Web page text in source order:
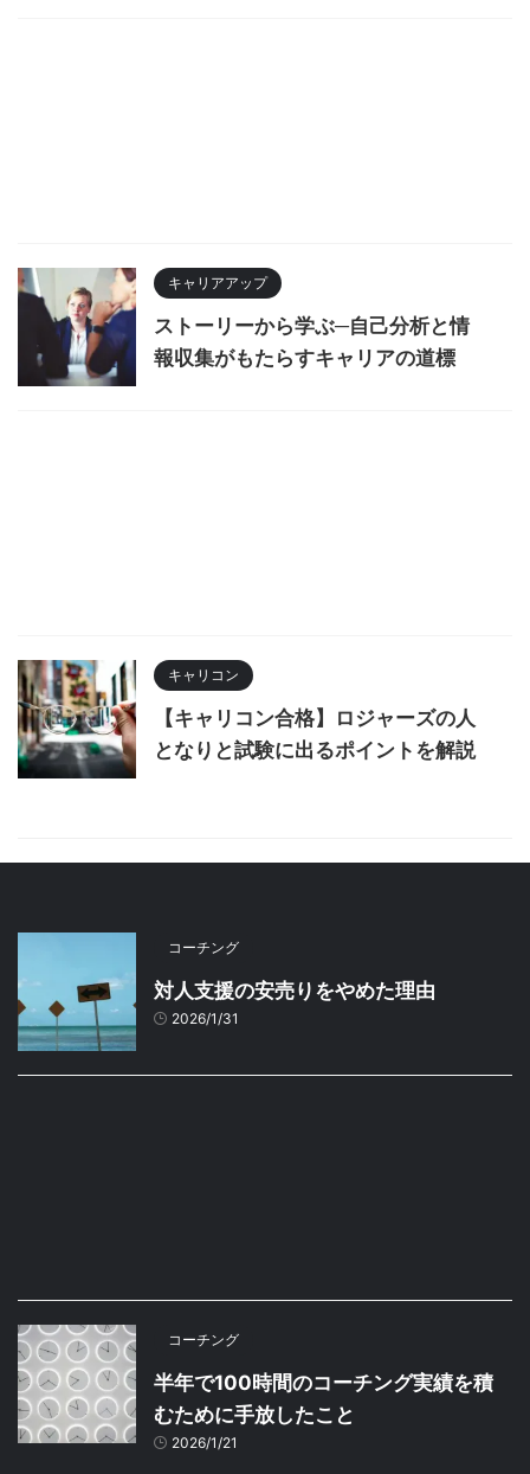
キャリアアップ
ストーリーから学ぶ─自己分析と情
報収集がもたらすキャリアの道標
キャリコン
【キャリコン合格】ロジャーズの人
となりと試験に出るポイントを解説
コーチング
対人支援の安売りをやめた理由
2026/1/31
コーチング
半年で100時間のコーチング実績を積
むために手放したこと
2026/1/21